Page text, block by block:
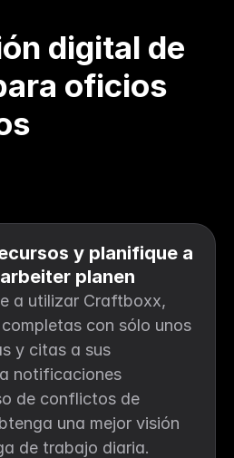
digital de
oficios
y planifique a
planen
a utilizar Craftboxx,
con sólo unos
y citas a sus
notificaciones
de conflictos de
una mejor visión
de trabajo diaria.